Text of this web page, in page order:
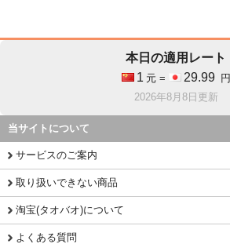
本日の適用レート
1 元 = 29.99
円
2026年8月8日更新
当サイトについて
サービスのご案内
取り扱いできない商品
淘宝(タオバオ)について
よくある質問